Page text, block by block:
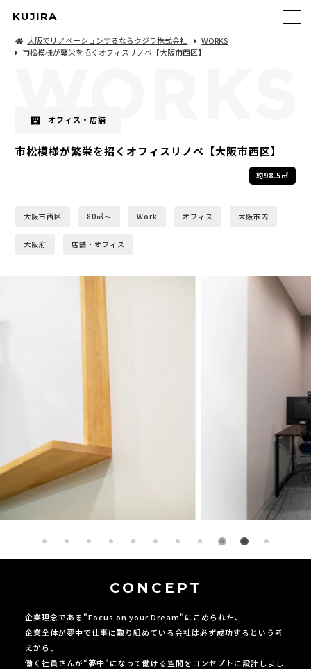
KUJIRA
大阪でリノベーションするならクジラ株式会社
WORKS
市松模様が繁栄を招くオフィスリノベ【大阪市西区】
オフィス・店舗
市松模様が繁栄を招くオフィスリノベ【大阪市西区】
約98.5㎡
大阪市西区 80㎡〜 Work オフィス 大阪市内
大阪府 店舗・オフィス
CONCEPT
企業理念である"Focus on your Dream"にこめられた、
企業全体が夢中で仕事に取り組めている会社は必ず成功するという考
えから、
働く社員さんが“夢中”になって働ける空間をコンセプトに設計しまし